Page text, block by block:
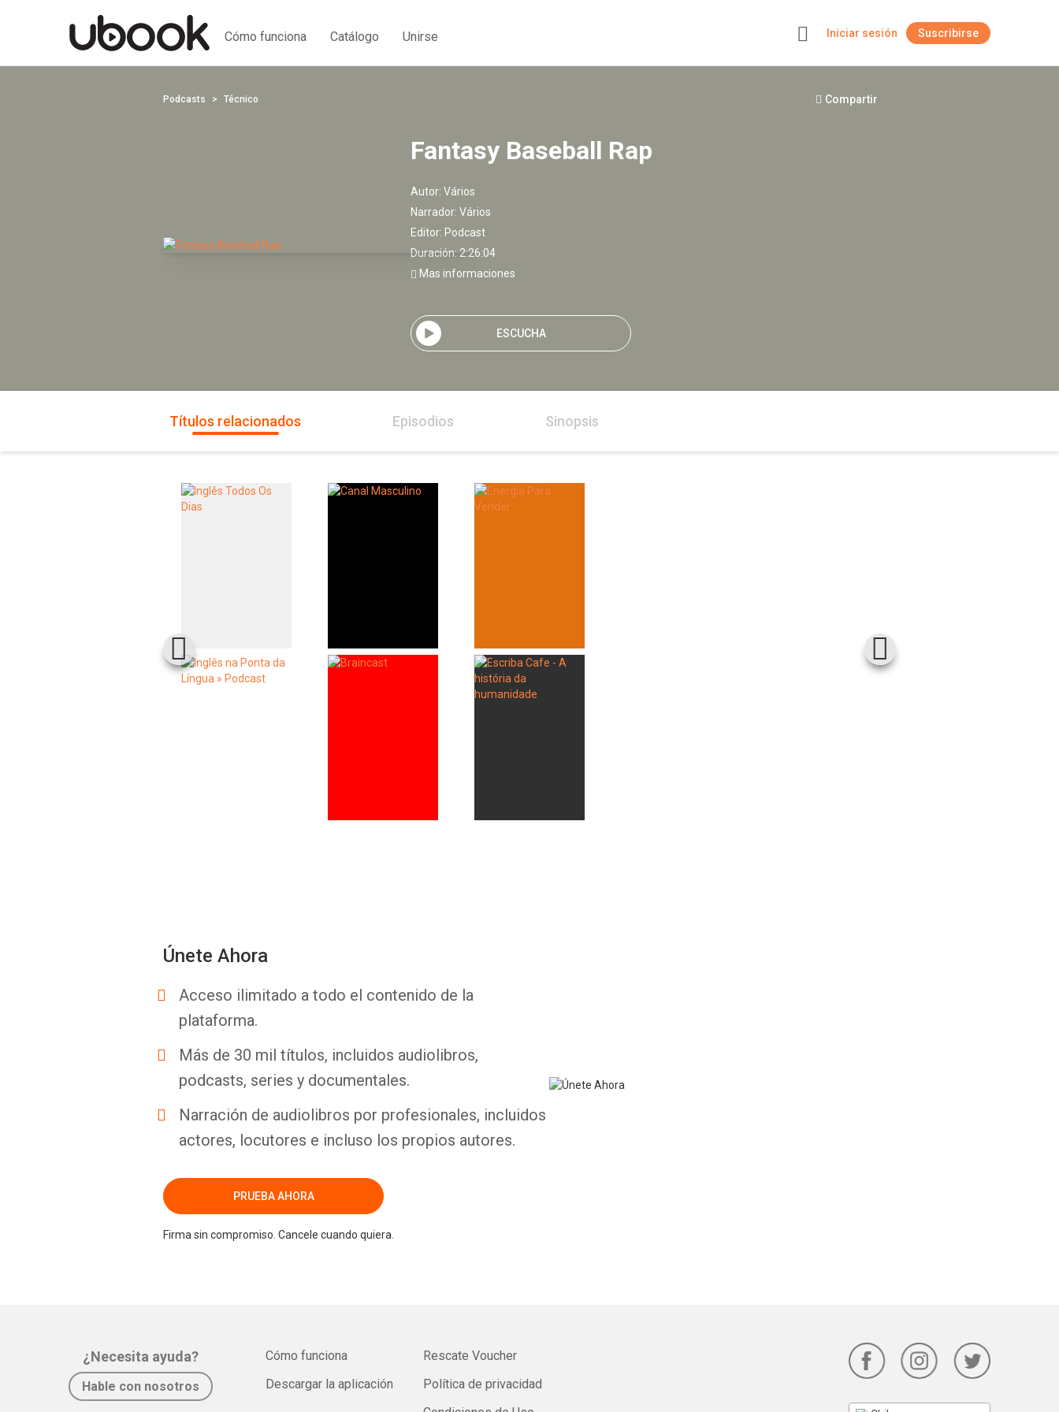
Cómo funciona Catálogo Unirse Iniciar sesión Suscribirse
Podcasts Técnico Compartir
Fantasy Baseball Rap
Autor: Vários
Narrador: Vários
Editor: Podcast
Duración: 2:26:04
Mas informaciones
ESCUCHA
Títulos relacionados Episodios Sinopsis
Únete Ahora
Acceso ilimitado a todo el contenido de la
plataforma.
Más de 30 mil títulos, incluidos audiolibros,
podcasts, series y documentales.
Narración de audiolibros por profesionales, incluidos
actores, locutores e incluso los propios autores.
PRUEBA AHORA
Firma sin compromiso. Cancele cuando quiera.
¿Necesita ayuda?
Hable con nosotros
Cómo funciona
Descargar la aplicación
Rescate Voucher
Política de privacidad